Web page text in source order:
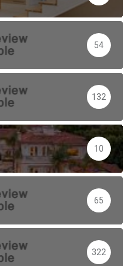
54
132
10
65
322